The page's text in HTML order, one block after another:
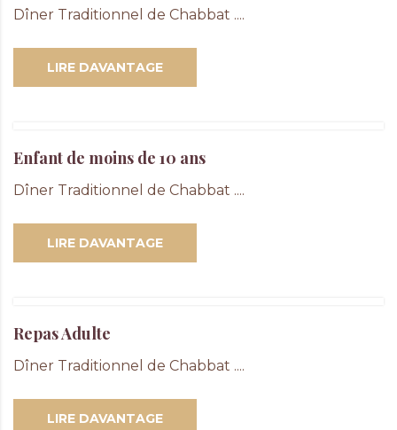
Dîner Traditionnel de Chabbat ....
LIRE DAVANTAGE
Enfant de moins de 10 ans
Dîner Traditionnel de Chabbat ....
LIRE DAVANTAGE
Repas Adulte
Dîner Traditionnel de Chabbat ....
LIRE DAVANTAGE